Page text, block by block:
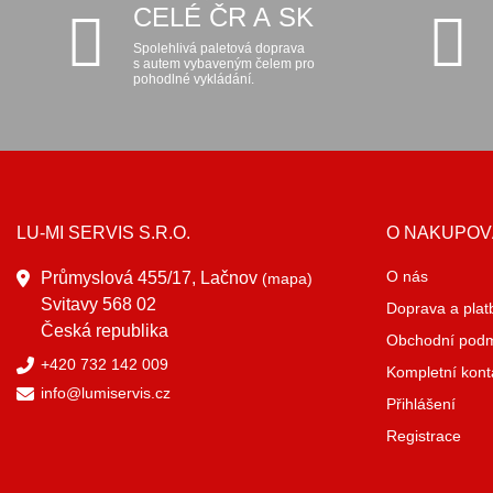
CELÉ ČR A SK
Spolehlivá paletová doprava
s autem vybaveným čelem pro
pohodlné vykládání.
LU-MI SERVIS S.R.O.
Průmyslová 455/17, Lačnov (mapa)
Svitavy 568 02
Česká republika
+420 732 142 009
info@lumiservis.cz
O
O nás
Doprava a
Obchodní
Kompletní
Přihlášení
Registrace